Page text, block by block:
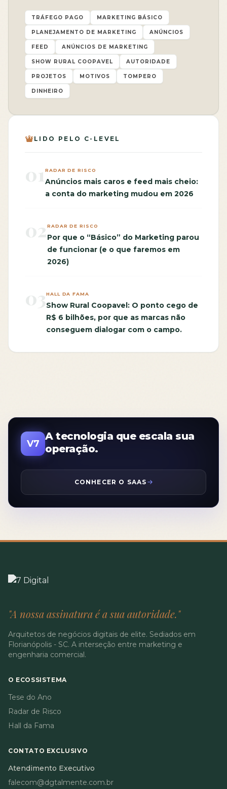
TRÁFEGO PAGO MARKETING BÁSICO
PLANEJAMENTO DE MARKETING ANÚNCIOS
FEED ANÚNCIOS DE MARKETING
SHOW RURAL COOPAVEL AUTORIDADE
PROJETOS MOTIVOS TOMPERO
DINHEIRO
LIDO PELO C-LEVEL
RADAR DE RISCO
Anúncios mais caros e feed mais cheio:
a conta do marketing mudou em 2026
RADAR DE RISCO
Por que o “Básico” do Marketing parou
de funcionar (e o que faremos em
2026)
HALL DA FAMA
Show Rural Coopavel: O ponto cego de
R$ 6 bilhões, por que as marcas não
conseguem dialogar com o campo.
V7
A tecnologia que escala sua
operação.
CONHECER O SAAS
"A nossa assinatura é a sua autoridade."
Arquitetos de negócios digitais de elite. Sediados em
Florianópolis - SC. A interseção entre marketing e
engenharia comercial.
O ECOSSISTEMA
Tese do Ano
Radar de Risco
Hall da Fama
CONTATO EXCLUSIVO
Atendimento Executivo
falecom@dgtalmente.com.br